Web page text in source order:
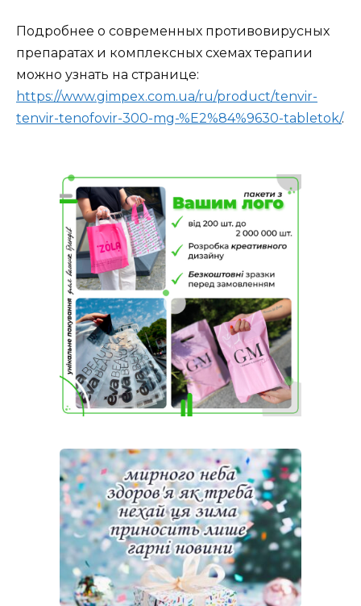
Подробнее о современных противовирусных
препаратах и комплексных схемах терапии
можно узнать на странице:
https://www.gimpex.com.ua/ru/product/tenvir-
tenvir-tenofovir-300-mg-%E2%84%9630-tabletok/.